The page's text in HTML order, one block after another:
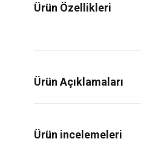
Ürün Özellikleri
Ürün Açıklamaları